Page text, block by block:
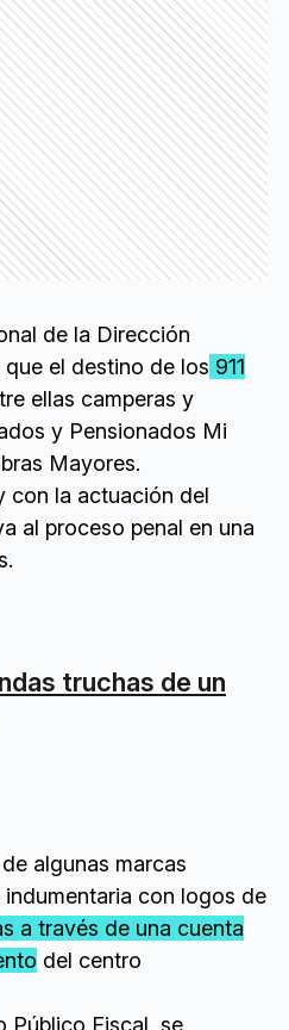
de la Dirección
el destino de los 911
ellas camperas y
y Pensionados Mi
Mayores.
con la actuación del
al proceso penal en una
truchas de un
algunas marcas
con logos de
a través de una cuenta
del centro
Público Fiscal, se